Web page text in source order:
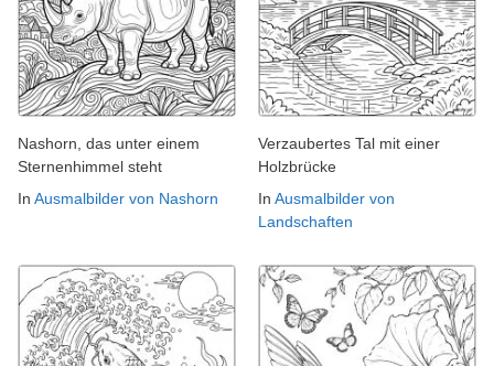
Nashorn, das unter einem
Sternenhimmel steht
In Ausmalbilder von Nashorn
Verzaubertes Tal mit einer
Holzbrücke
In Ausmalbilder von
Landschaften